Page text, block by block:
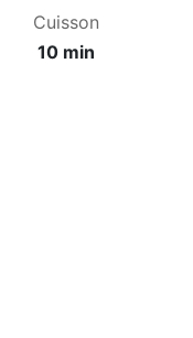
Cuisson
10 min